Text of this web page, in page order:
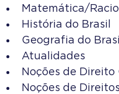
Matemática/
História do Brasil
Geografia do Brasil
Atualidades
Noções de
Noções de